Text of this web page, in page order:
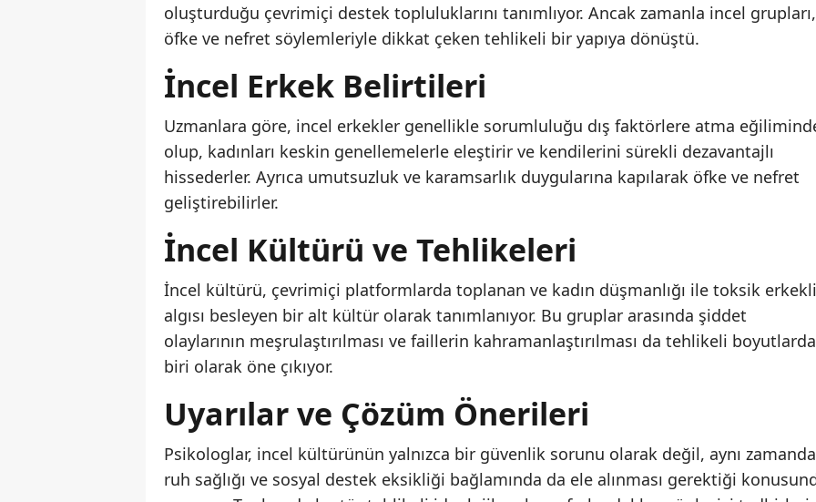
oluşturduğu çevrimiçi destek topluluklarını tanımlıyor. Ancak zamanla incel grupları,
öfke ve nefret söylemleriyle dikkat çeken tehlikeli bir yapıya dönüştü.
İncel Erkek Belirtileri
Uzmanlara göre, incel erkekler genellikle sorumluluğu dış faktörlere atma
olup, kadınları keskin genellemelerle eleştirir ve kendilerini sürekli dezavantajlı
hissederler. Ayrıca umutsuzluk ve karamsarlık duygularına kapılarak öfke ve nefret
geliştirebilirler.
İncel Kültürü ve Tehlikeleri
İncel kültürü, çevrimiçi platformlarda toplanan ve kadın düşmanlığı ile toksik
algısı besleyen bir alt kültür olarak tanımlanıyor. Bu gruplar arasında şiddet
olaylarının meşrulaştırılması ve faillerin kahramanlaştırılması da tehlikeli
biri olarak öne çıkıyor.
Uyarılar ve Çözüm Önerileri
Psikologlar, incel kültürünün yalnızca bir güvenlik sorunu olarak değil, aynı zamanda
ruh sağlığı ve sosyal destek eksikliği bağlamında da ele alınması gerektiği